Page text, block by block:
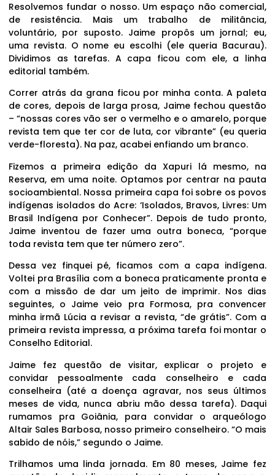
Resolvemos fundar o nosso. Um espaço não comercial,
de resistência. Mais um trabalho de militância,
voluntário, por suposto. Jaime propôs um jornal; eu,
uma revista. O nome eu escolhi (ele queria Bacurau).
Dividimos as tarefas. A capa ficou com ele, a linha
editorial também.
Correr atrás da grana ficou por minha conta. A paleta
de cores, depois de larga prosa, Jaime fechou questão
– “nossas cores vão ser o vermelho e o amarelo, porque
revista tem que ter cor de luta, cor vibrante” (eu queria
verde-floresta). Na paz, acabei enfiando um branco.
Fizemos a primeira edição da Xapuri lá mesmo, na
Reserva, em uma noite. Optamos por centrar na pauta
socioambiental. Nossa primeira capa foi sobre os povos
indígenas isolados do Acre: ‘Isolados, Bravos, Livres: Um
Brasil Indígena por Conhecer”. Depois de tudo pronto,
Jaime inventou de fazer uma outra boneca, “porque
toda revista tem que ter número zero”.
Dessa vez finquei pé, ficamos com a capa indígena.
Voltei pra Brasília com a boneca praticamente pronta e
com a missão de dar um jeito de imprimir. Nos dias
seguintes, o Jaime veio pra Formosa, pra convencer
minha irmã Lúcia a revisar a revista, “de grátis”. Com a
primeira revista impressa, a próxima tarefa foi montar o
Conselho Editorial.
Jaime fez questão de visitar, explicar o projeto e
convidar pessoalmente cada conselheiro e cada
conselheira (até a doença agravar, nos seus últimos
meses de vida, nunca abriu mão dessa tarefa). Daqui
rumamos pra Goiânia, para convidar o arqueólogo
Altair Sales Barbosa, nosso primeiro conselheiro. “O mais
sabido de nóis,” segundo o Jaime.
Trilhamos uma linda jornada. Em 80 meses, Jaime fez